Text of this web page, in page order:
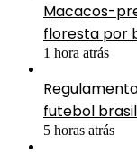
Macacos-
floresta por
1 hora atrás
futebol
5 horas atrás